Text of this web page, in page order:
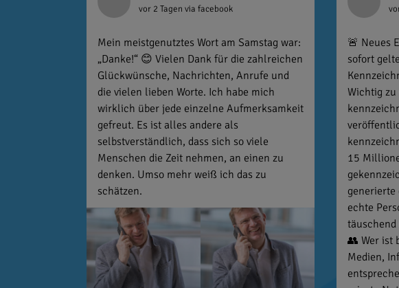
vor 2 Tagen via facebook
Mein meistgenutztes Wort am Samstag war:
„Danke!“ 😊 Vielen Dank für die zahlreichen
Glückwünsche, Nachrichten, Anrufe und
die vielen lieben Worte. Ich habe mich
wirklich über jede einzelne Aufmerksamkeit
gefreut. Es ist alles andere als
selbstverständlich, dass sich so viele
Menschen die Zeit nehmen, an einen zu
denken. Umso mehr weiß ich das zu
schätzen.
🚨 Neues
sofort
Wichtig zu
15
generierte
echte
täuschend
👥 Wer ist
Medien,